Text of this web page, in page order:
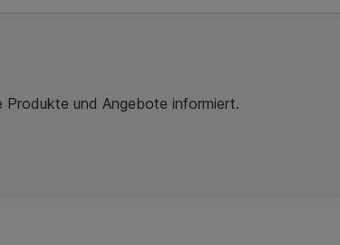
Produkte und Angebote informiert.